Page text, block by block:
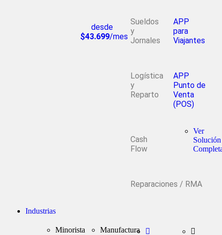
desde
$43.699/mes
Sueldos
y
Jornales
APP
para
Viajantes
Logística
y
Reparto
APP
Punto de
Venta
(POS)
Cash
Flow
Ver
Solución
Reparaciones / RMA
Industrias
Minorista Manufactura